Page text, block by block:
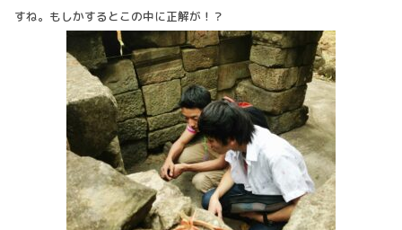
すね。もしかするとこの中に正解が！？